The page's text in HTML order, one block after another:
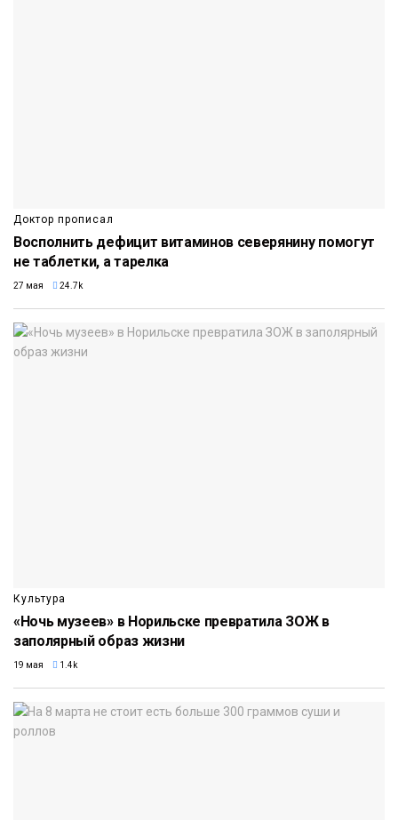
Доктор прописал
Восполнить дефицит витаминов северянину помогут
не таблетки, а тарелка
27 мая 24.7k
Культура
«Ночь музеев» в Норильске превратила ЗОЖ в
заполярный образ жизни
19 мая 1.4k